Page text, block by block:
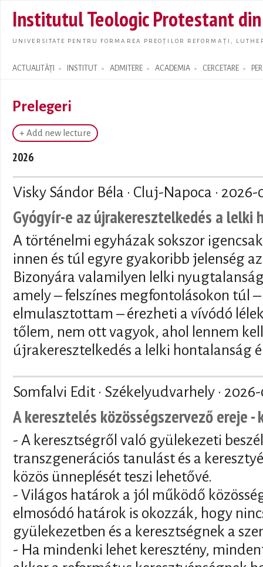
main
Institutul Teologic Protestant
UNIVERSITATE PENTRU FORMAREA PREOȚILOR REFORMAȚI,
ACTUALITĂȚI INSTITUT ADMITERE ACADEMIA CERCETARE
Search form
Prelegeri
+ Add new lecture
2026
Visky Sándor Béla · Cluj-Napoca · 2026-
Gyógyír-e az újrakeresztelkedés a lelki
A történelmi egyházak sokszor
innen és túl egyre gyakoribb jelenség
Bizonyára valamilyen lelki
amely – felszínes megfontolásokon túl
elmulasztottam – érezheti a vívódó
tőlem, nem ott vagyok, ahol lennem
újrakeresztelkedés a lelki hontalanság
Somfalvi Edit · Székelyudvarhely ·
A keresztelés közösségszervező ereje -
- A keresztségről való gyülekezeti
transzgenerációs tanulást és a
közös ünneplését teszi lehetővé.
- Világos határok a jól működő
elmosódó határok is okozzák, hogy
gyülekezetben és a keresztségnek a
- Ha mindenki lehet keresztény,